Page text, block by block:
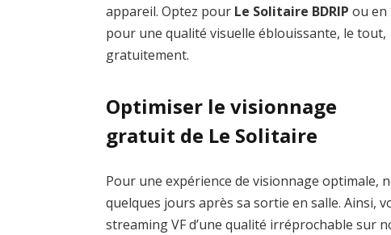
appareil. Optez pour Le Solitaire BDRIP ou en
pour une qualité visuelle éblouissante, le tout,
gratuitement.
Optimiser le visionnage
gratuit de Le Solitaire
Pour une expérience de visionnage optimale,
quelques jours après sa sortie en salle. Ainsi,
streaming VF d’une qualité irréprochable sur